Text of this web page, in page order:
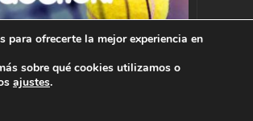
Momoitio - pablo@momoitio.com
para ofrecerte la mejor experiencia en
sobre qué cookies utilizamos o
ajustes.